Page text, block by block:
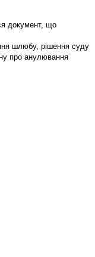
документ, що
шлюбу, рішення суду
про анулювання